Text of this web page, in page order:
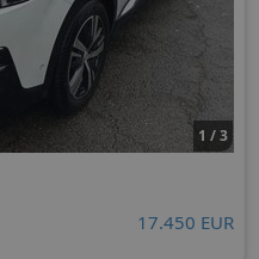
1 / 3
17.450 EUR